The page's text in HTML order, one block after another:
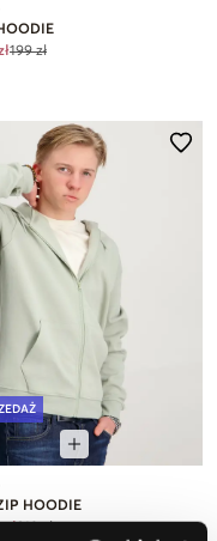
199 zł
HOODIE